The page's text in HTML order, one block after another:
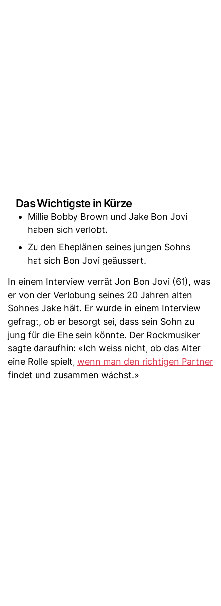
Das Wichtigste in Kürze
Millie Bobby Brown und Jake Bon Jovi
haben sich verlobt.
Zu den Eheplänen seines jungen Sohns
hat sich Bon Jovi geäussert.
In einem Interview verrät Jon Bon Jovi (61), was
er von der Verlobung seines 20 Jahren alten
Sohnes Jake hält. Er wurde in einem Interview
gefragt, ob er besorgt sei, dass sein Sohn zu
jung für die Ehe sein könnte. Der Rockmusiker
sagte daraufhin: «Ich weiss nicht, ob das Alter
eine Rolle spielt, wenn man den richtigen Partner
findet und zusammen wächst.»